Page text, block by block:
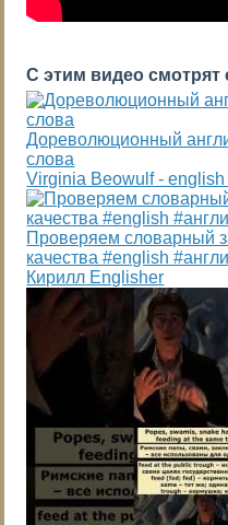
С этим видео
Дореволюционный
слова
Virginia Beowulf -
Проверяем словарный
качества #english
Кирилл Englisher